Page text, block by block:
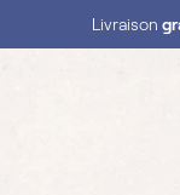
Livraison